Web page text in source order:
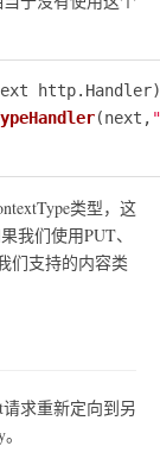
(next,
类型，这
我们使用PUT、
们支持的内容类
求重新定向到另